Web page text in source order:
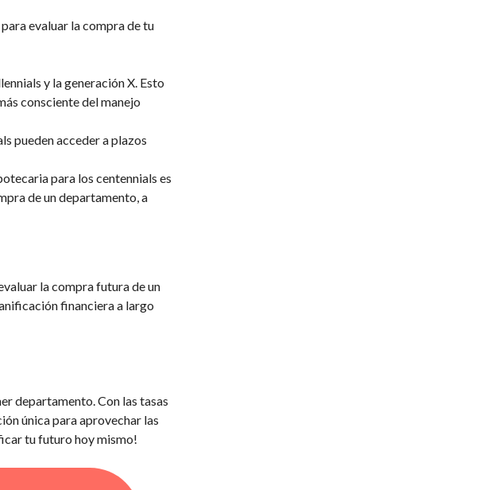
evaluar la compra de tu
y la generación X. Esto
consciente del manejo
pueden acceder a plazos
para los centennials es
de un departamento, a
la compra futura de un
financiera a largo
departamento. Con las tasas
única para aprovechar las
tu futuro hoy mismo!